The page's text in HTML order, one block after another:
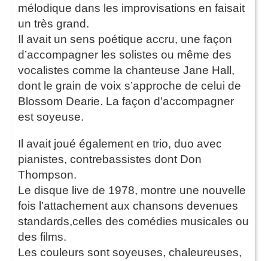
mélodique dans les improvisations en faisait
un très grand.
Il avait un sens poétique accru, une façon
d’accompagner les solistes ou même des
vocalistes comme la chanteuse Jane Hall,
dont le grain de voix s’approche de celui de
Blossom Dearie. La façon d’accompagner
est soyeuse.
Il avait joué également en trio, duo avec
pianistes, contrebassistes dont Don
Thompson.
Le disque live de 1978, montre une nouvelle
fois l’attachement aux chansons devenues
standards,celles des comédies musicales ou
des films.
Les couleurs sont soyeuses, chaleureuses,